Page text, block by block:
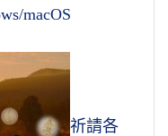
macOS
祈請各